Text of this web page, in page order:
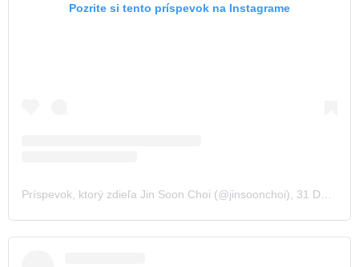
Pozrite si tento príspevok na Instagrame
Príspevok, ktorý zdieľa Jin Soon Choi (@jinsoonchoi) 31 Dec 2019 o 12:05 PST